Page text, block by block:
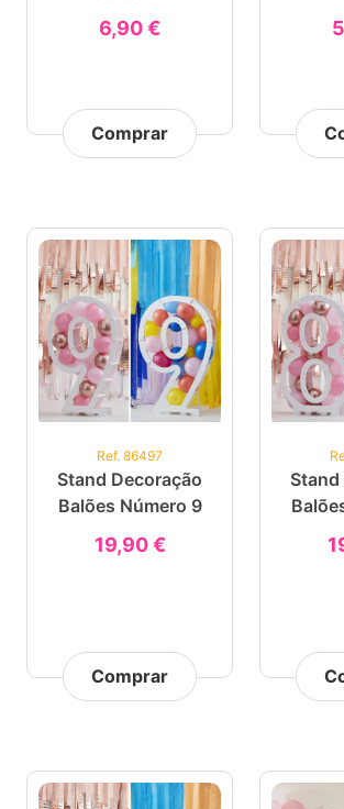
6,90 €
Comprar
Ref. 86497
Stand Decoração
Balões Número 9
19,90 €
Comprar